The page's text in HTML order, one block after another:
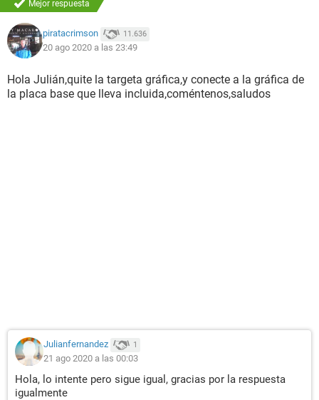
Mejor respuesta
piratacrimson 11.636
20 ago 2020 a las 23:49
Hola Julián,quite la targeta gráfica,y conecte a la gráfica de
la placa base que lleva incluida,coméntenos,saludos
Julianfernandez 1
21 ago 2020 a las 00:03
Hola, lo intente pero sigue igual, gracias por la respuesta
igualmente